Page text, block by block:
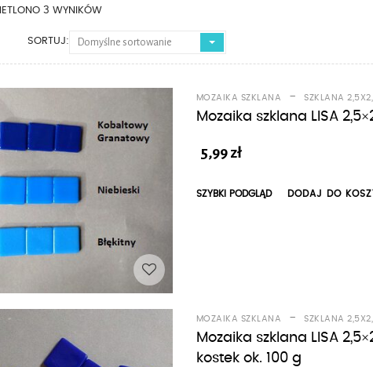
3 WYNIKÓW
SORTUJ: Domyślne sortowanie
MOZAIKA SZKLANA - SZKLANA
Mozaika szklana LISA
5,99zł
SZYBKI PODGLĄD DODAJ DO
MOZAIKA SZKLANA - SZKLANA
Mozaika szklana LISA
kostek ok. 100 g